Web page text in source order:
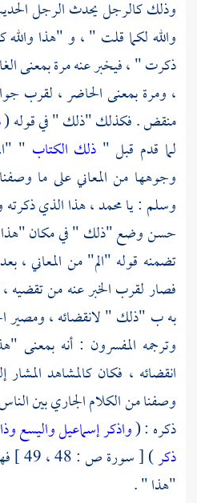
وذلك كالرجل يحدث الرجل
والله لكما قلت " ، و "هذا
ذكرت " ، فيخبر عنه مرة بمعنى
، ومرة بمعنى الحاضر ، لقرب
منقض . فكذلك "ذلك " في قوله (
لما قدم قبل " ذلك الكتاب "
وجوهها من المعاني على ما
وسلم : يامحمد ،هذا الذي
حسن وضع "ذلك " في مكان "هذا " ،
تضمنه قوله "الم" من المعاني ،
فصار لقرب الخبر عنه من تقضيه ،
به ب "ذلك " لانقضائه ، ومصير
وترجمه المفسرون : أنه بمعنى
انقضائه ، فكان كالمشاهد
وصفنا من الكلام الجاري بين
ذكره : (واذكر إسماعيل واليسع
ذكر
) [
"هذا " .